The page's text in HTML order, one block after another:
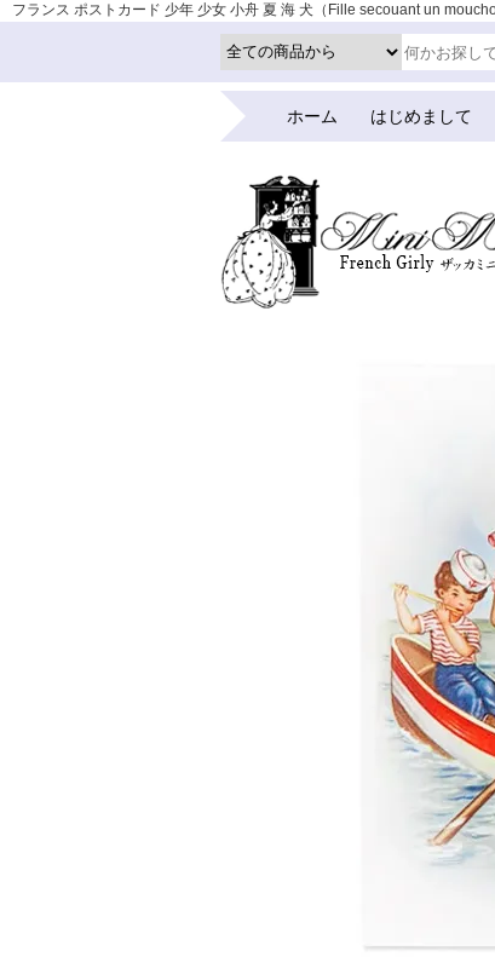
フランス ポストカード 少年 少女 小舟 夏 海 犬（Fille secouant un
ホーム はじめまして